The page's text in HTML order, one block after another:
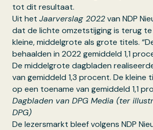
tot dit resultaat.
Uit het Jaarverslag 2022van NDP
dat de lichte omzetstijging is terug te
kleine, middelgrote als grote titels.
behaalden in 2022 gemiddeld 1,1
De middelgrote dagbladen
van gemiddeld 1,3 procent. De kleine
op een toename van gemiddeld 1,1
Dagbladen van DPG Media (ter
DPG)
De lezersmarkt bleef volgens NDP